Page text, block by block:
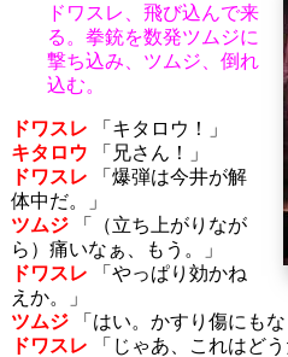
ドワスレ、飛び込んで来
る。拳銃を数発ツムジに
撃ち込み、ツムジ、倒れ
込む。
ドワスレ 「キタロウ！」
キタロウ 「兄さん！」
ドワスレ 「爆弾は今井が解
体中だ。」
ツムジ「（立ち上がりなが
ら）痛いなぁ、もう。」
ドワスレ 「やっぱり効かね
えか。」
ツムジ「はい。かすり傷にもな
ドワスレ 「じゃあ、これはどう